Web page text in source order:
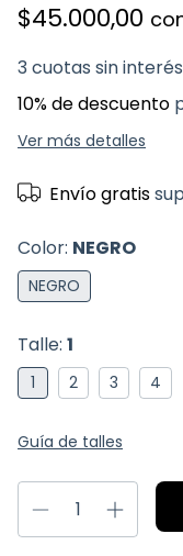
$45.000,00
3 cuotas sin
10% de descuento
Ver más detalles
Envío gratis
Color: NEGRO
NEGRO
Talle: 1
1 2 3 4
Guía de talles